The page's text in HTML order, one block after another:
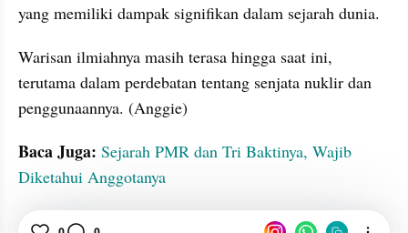
yang memiliki dampak signifikan dalam sejarah dunia.
Warisan ilmiahnya masih terasa hingga saat ini,
terutama dalam perdebatan tentang senjata nuklir dan
penggunaannya. (Anggie)
Baca Juga: Sejarah PMR dan Tri Baktinya, Wajib
Diketahui Anggotanya